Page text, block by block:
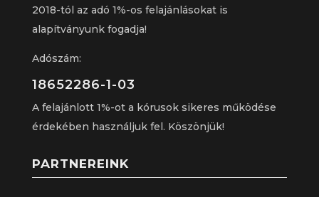
2018-tól az adó 1%-os felajánlásokat is
alapítványunk fogadja!
Adószám:
18652286-1-03
A felajánlott 1%-ot a kórusok sikeres működése
érdekében használjuk fel. Köszönjük!
PARTNEREINK